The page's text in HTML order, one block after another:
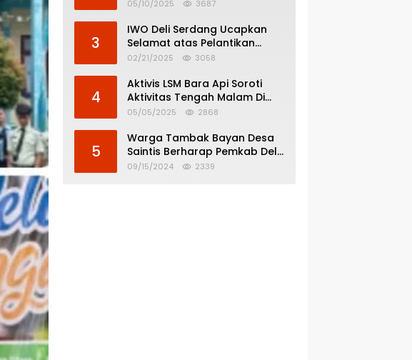
05/10/2025 3687
3
IWO Deli Serdang Ucapkan
Selamat atas Pelantikan
Bupati dan Wakil Bupati Deli
02/21/2025 3058
4
Aktivis LSM Bara Api Soroti
Aktivitas Tengah Malam Di
SPBU 14.213.228 Bandar Tinggi
05/05/2025 2868
5
Warga Tambak Bayan Desa
Saintis Berharap Pemkab Deli
Serdang Atasi Banjir
09/15/2024 2339